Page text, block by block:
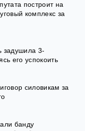
построит на
комплекс за
задушила 3-
его успокоить
силовикам за
банду